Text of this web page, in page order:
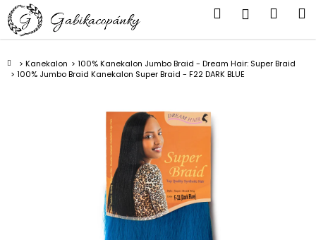
Přejít
na
obsah
Hledat
košík
Domů
Kanekalon
100% Kanekalon Jumbo Braid - Dream Hair: Super Braid
100% Jumbo Braid Kanekalon Super Braid - F22 DARK BLUE
K
o
š Zpět
Zpět
C